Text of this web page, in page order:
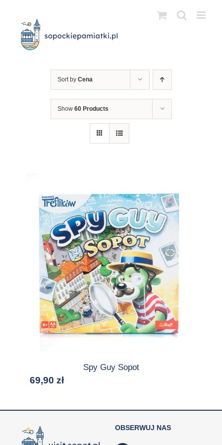
zawartości
Sort by Cena
Show 60 Products
Spy Guy Sopot
69,90 zł
OBSERWUJ NAS